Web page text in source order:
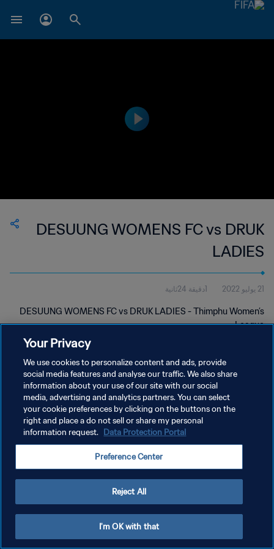
DESUUNG WOMENS FC vs DRUK
LADIES
21 يوليو 2022 1دقيقة 24ثانية
DESUUNG WOMENS FC vs DRUK LADIES - Thimphu Women’s
League
سياسة الخصوصية
إدارة تفضيلات ملفات تعريف الارتباط
Your Privacy
We use cookies to personalize content and ads, provide
social media features and analyse our traffic. We also share
information about your use of our site with our social
media, advertising and analytics partners. You can select
your cookie preferences by clicking on the buttons on the
right and place a do not sell or share my personal
information request. Data Protection Portal
Preference Center
Reject All
I'm OK with that